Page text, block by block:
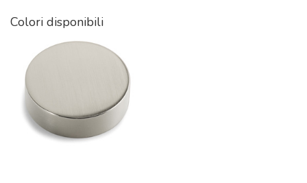
Colori disponibili